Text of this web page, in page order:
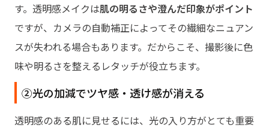
す。透明感メイクは肌の明るさや澄んだ印象がポイント
ですが、カメラの自動補正によってその繊細なニュアン
スが失われる場合もあります。だからこそ、撮影後に色
味や明るさを整えるレタッチが役立ちます。
②光の加減でツヤ感・透け感が消える
透明感のある肌に見せるには、光の入り方がとても重要